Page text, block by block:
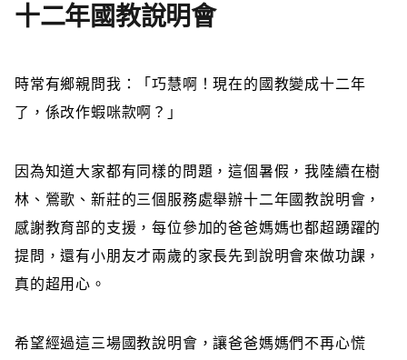
十二年國教說明會
時常有鄉親問我：「巧慧啊！現在的國教變成十二年
了，係改作蝦咪款啊？」
因為知道大家都有同樣的問題，這個暑假，我陸續在樹
林、鶯歌、新莊的三個服務處舉辦十二年國教說明會，
感謝教育部的支援，每位參加的爸爸媽媽也都超踴躍的
提問，還有小朋友才兩歲的家長先到說明會來做功課，
真的超用心。
希望經過這三場國教說明會，讓爸爸媽媽們不再心慌